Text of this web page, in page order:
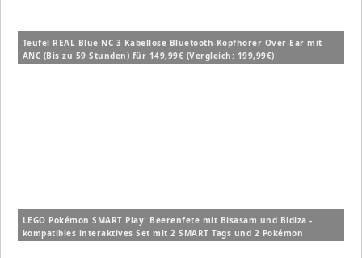
Teufel REAL Blue NC 3 Kabellose Bluetooth-Kopfhörer Over-Ear mit
ANC (Bis zu 59 Stunden) für 149,99€ (Vergleich: 199,99€)
LEGO Pokémon SMART Play: Beerenfete mit Bisasam und Bidiza -
kompatibles interaktives Set mit 2 SMART Tags und 2 Pokémon